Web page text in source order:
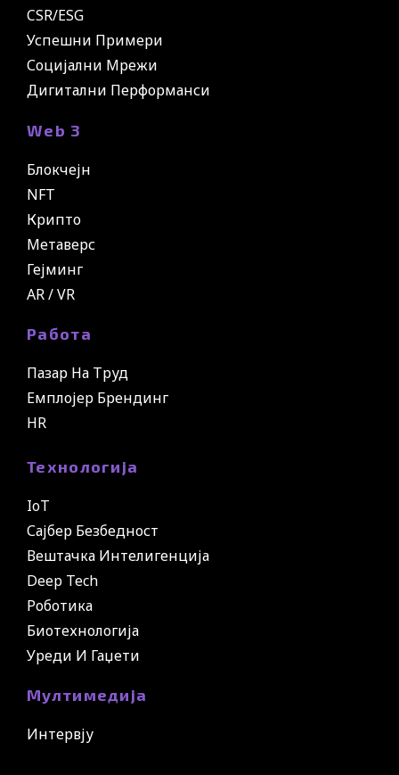
CSR/ESG
Успешни Примери
Социјални Мрежи
Дигитални Перформанси
Web 3
Блокчејн
NFT
Крипто
Метаверс
Гејминг
AR / VR
Работа
Пазар На Труд
Емплојер Брендинг
HR
Технологија
IoT
Сајбер Безбедност
Вештачка Интелигенција
Deep Tech
Роботика
Биотехнологија
Уреди И Гаџети
Мултимедија
Интервју